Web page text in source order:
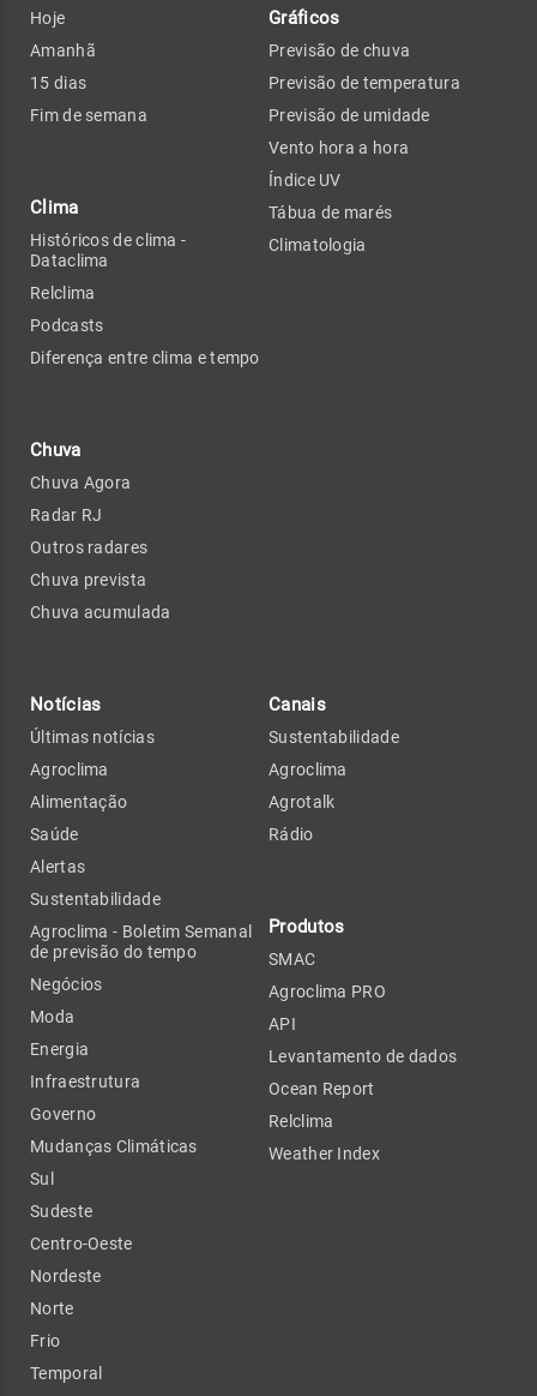
Hoje
Amanhã
15 dias
Fim de semana
Clima
Históricos de clima -
Dataclima
Relclima
Podcasts
Diferença entre clima e tempo
Chuva
Chuva Agora
Radar RJ
Outros radares
Chuva prevista
Chuva acumulada
Gráficos
Previsão de chuva
Previsão de temperatura
Previsão de umidade
Vento hora a hora
Índice UV
Tábua de marés
Climatologia
Notícias
Últimas notícias
Agroclima
Alimentação
Saúde
Alertas
Sustentabilidade
Agroclima - Boletim Semanal
de previsão do tempo
Negócios
Moda
Energia
Infraestrutura
Governo
Mudanças Climáticas
Sul
Sudeste
Centro-Oeste
Nordeste
Norte
Frio
Temporal
Canais
Sustentabilidade
Agroclima
Agrotalk
Rádio
Produtos
SMAC
Agroclima PRO
API
Levantamento de dados
Ocean Report
Relclima
Weather Index